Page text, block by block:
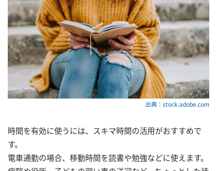
出典：stock.adobe.com
時間を有効に使うには、スキマ時間の活用がおすすめで
す。
電車通勤の場合、移動時間を読書や勉強などに使えます。